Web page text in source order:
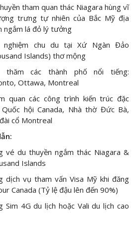
tham quan thác Niagara hùng vĩ
trưng tự nhiên của Bắc Mỹ địa
ngắm lá đỏ lý tưởng
nghiệm chu du tại Xứ Ngàn Đảo
Islands) thơ mộng
thăm các thành phố nổi tiếng:
Ottawa, Montreal
quan các công trình kiến trúc đặc
Quốc hội Canada, Nhà thờ Đức Bà,
cổ Montreal
vé du thuyền ngắm thác Niagara &
Islands
dịch vụ tham vấn Visa Mỹ khi đăng
Canada (Tỷ lệ đậu lên đến 90%)
Sim 4G du lịch hoặc Vali du lịch cao